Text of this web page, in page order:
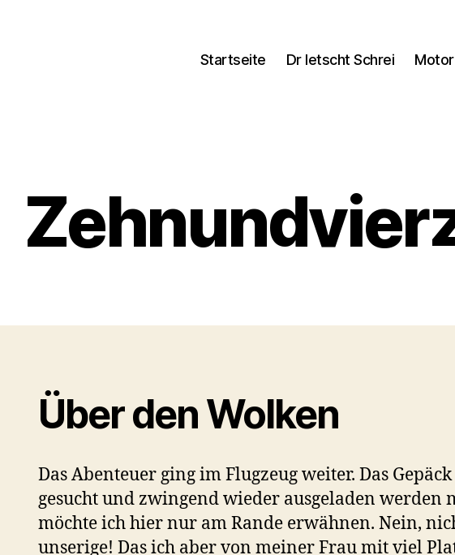
Startseite Dr letscht Schrei
Über den Wolken
Das Abenteuer ging im Flugzeug weiter. Das Gepäck
gesucht und zwingend wieder ausgeladen werden
möchte ich hier nur am Rande erwähnen. Nein,
unserige! Das ich aber von meiner Frau mit viel